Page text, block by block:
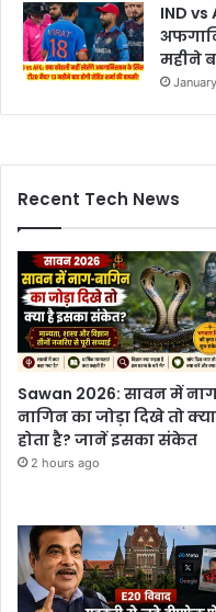
IND
महीने
Recent Tech News
Sawan 2026: सावन में
नागिन का जोड़ा दिखे तो क्या
होता है? जानें इसका संकेत
2 hours ago